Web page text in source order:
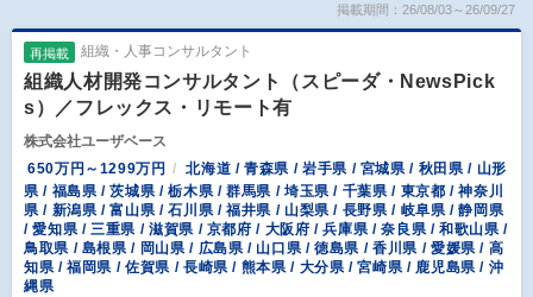
掲載期間：26/08/03～26/09/27
再掲載 組織・人事コンサルタント
組織人材開発コンサルタント（スピーダ・NewsPick
s）／フレックス・リモート有
株式会社ユーザベース
650万円～1299万円
北海道 / 青森県 / 岩手県 / 宮城県 / 秋田県 / 山形
県 / 福島県 / 茨城県 / 栃木県 / 群馬県 / 埼玉県 / 千葉県 / 東京都 / 神奈川
県 / 新潟県 / 富山県 / 石川県 / 福井県 / 山梨県 / 長野県 / 岐阜県 / 静岡県
/ 愛知県 / 三重県 / 滋賀県 / 京都府 / 大阪府 / 兵庫県 / 奈良県 / 和歌山県 /
鳥取県 / 島根県 / 岡山県 / 広島県 / 山口県 / 徳島県 / 香川県 / 愛媛県 / 高
知県 / 福岡県 / 佐賀県 / 長崎県 / 熊本県 / 大分県 / 宮崎県 / 鹿児島県 / 沖
縄県